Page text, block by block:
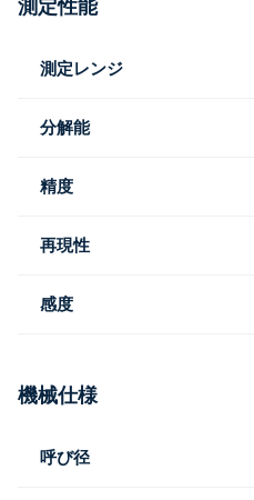
測定性能
測定レンジ
分解能
精度
再現性
感度
機械仕様
呼び径